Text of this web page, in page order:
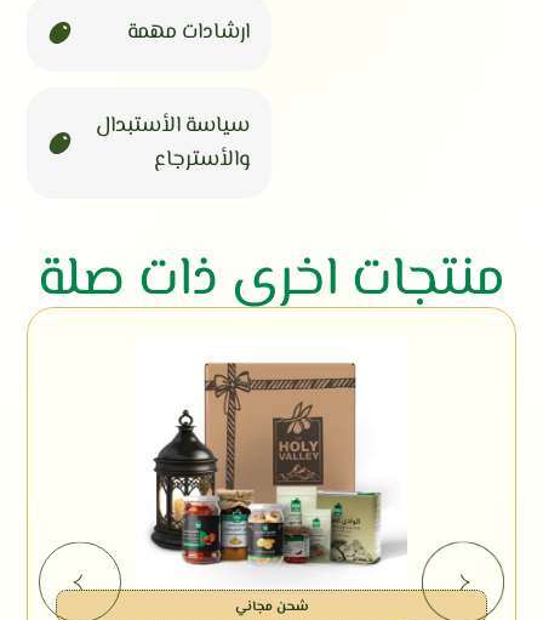
ارشادات مهمة
سياسة الأستبدال
والأسترجاع
منتجات اخري ذات صلة
شحن مجاني